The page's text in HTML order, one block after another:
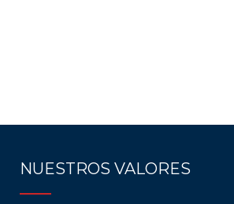
NUESTROS VALORES